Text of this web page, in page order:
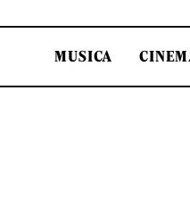
MUSICA